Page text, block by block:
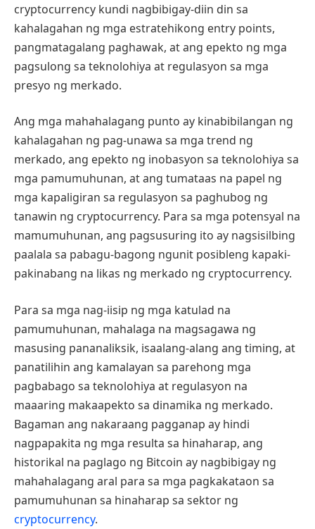
cryptocurrency kundi nagbibigay-diin din sa
kahalagahan ng mga estratehikong entry points,
pangmatagalang paghawak, at ang epekto ng mga
pagsulong sa teknolohiya at regulasyon sa mga
presyo ng merkado.
Ang mga mahahalagang punto ay kinabibilangan ng
kahalagahan ng pag-unawa sa mga trend ng
merkado, ang epekto ng inobasyon sa teknolohiya sa
mga pamumuhunan, at ang tumataas na papel ng
mga kapaligiran sa regulasyon sa paghubog ng
tanawin ng cryptocurrency. Para sa mga potensyal na
mamumuhunan, ang pagsusuring ito ay nagsisilbing
paalala sa pabagu-bagong ngunit posibleng kapaki-
pakinabang na likas ng merkado ng cryptocurrency.
Para sa mga nag-iisip ng mga katulad na
pamumuhunan, mahalaga na magsagawa ng
masusing pananaliksik, isaalang-alang ang timing, at
panatilihin ang kamalayan sa parehong mga
pagbabago sa teknolohiya at regulasyon na
maaaring makaapekto sa dinamika ng merkado.
Bagaman ang nakaraang pagganap ay hindi
nagpapakita ng mga resulta sa hinaharap, ang
historikal na paglago ng Bitcoin ay nagbibigay ng
mahahalagang aral para sa mga pagkakataon sa
pamumuhunan sa hinaharap sa sektor ng
cryptocurrency.